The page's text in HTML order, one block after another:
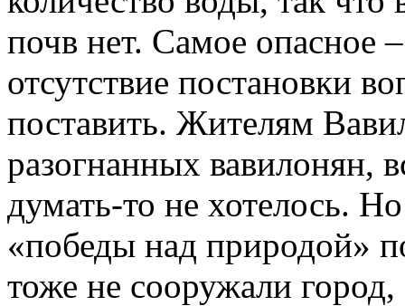
почв нет. Самое опасное
отсутствие постановки
поставить. Жителям
разогнанных вавилонян,
думать-то не хотелось.
«победы над природой»
тоже не сооружали